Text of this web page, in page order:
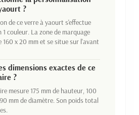
?
de ce verre à yaourt s'effectue
1 couleur. La zone de marquage
160 x 20 mm et se situe sur l'avant
dimensions exactes de ce
?
mesure 175 mm de hauteur, 100
mm de diamètre. Son poids total